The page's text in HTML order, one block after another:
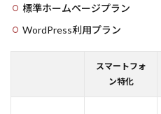
標準ホームページプラン
WordPress利用プラン
スマートフォ
ン特化